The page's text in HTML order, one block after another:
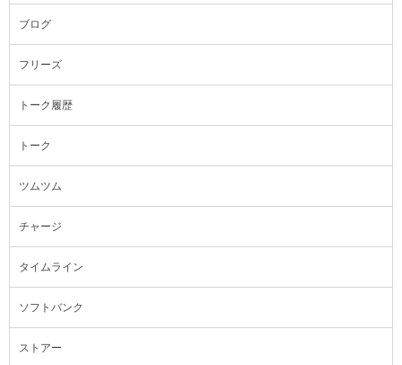
ブログ
フリーズ
トーク履歴
トーク
ツムツム
チャージ
タイムライン
ソフトバンク
ストアー